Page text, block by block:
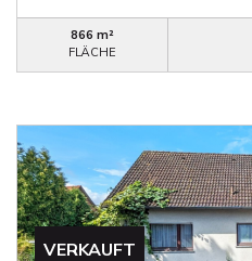
866 m²
FLÄCHE
VERKAUFT